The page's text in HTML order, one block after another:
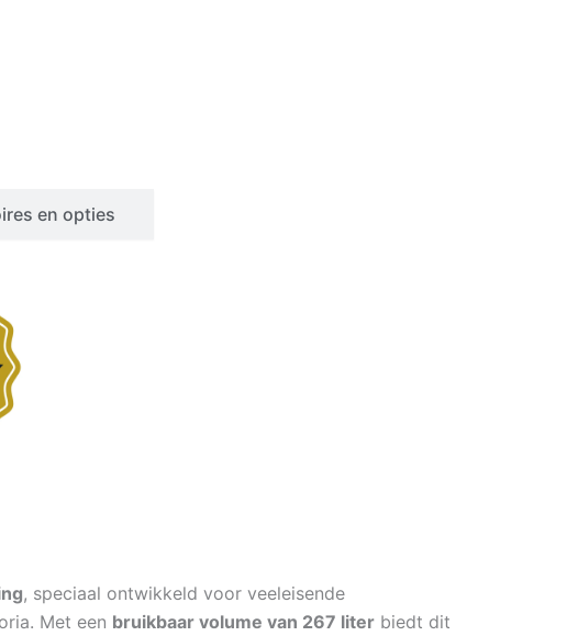
en opties
, speciaal ontwikkeld voor veeleisende
Met een bruikbaar volume van 267 liter biedt dit